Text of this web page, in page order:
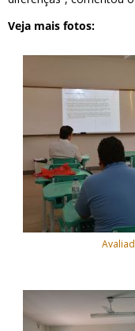
Veja mais fotos: